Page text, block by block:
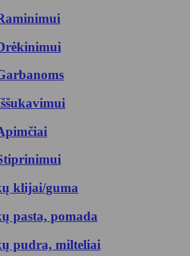
klijai/guma
pasta, pomada
pudra, milteliai